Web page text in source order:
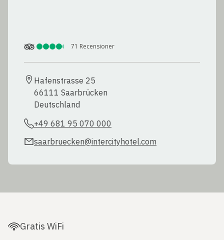
71 Recensioner
Hafenstrasse 25
66111 Saarbrücken
Deutschland
+49 681 95 070 000
saarbruecken@intercityhotel.com
Gratis WiFi